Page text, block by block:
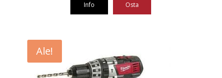
Info Osta
Ale!